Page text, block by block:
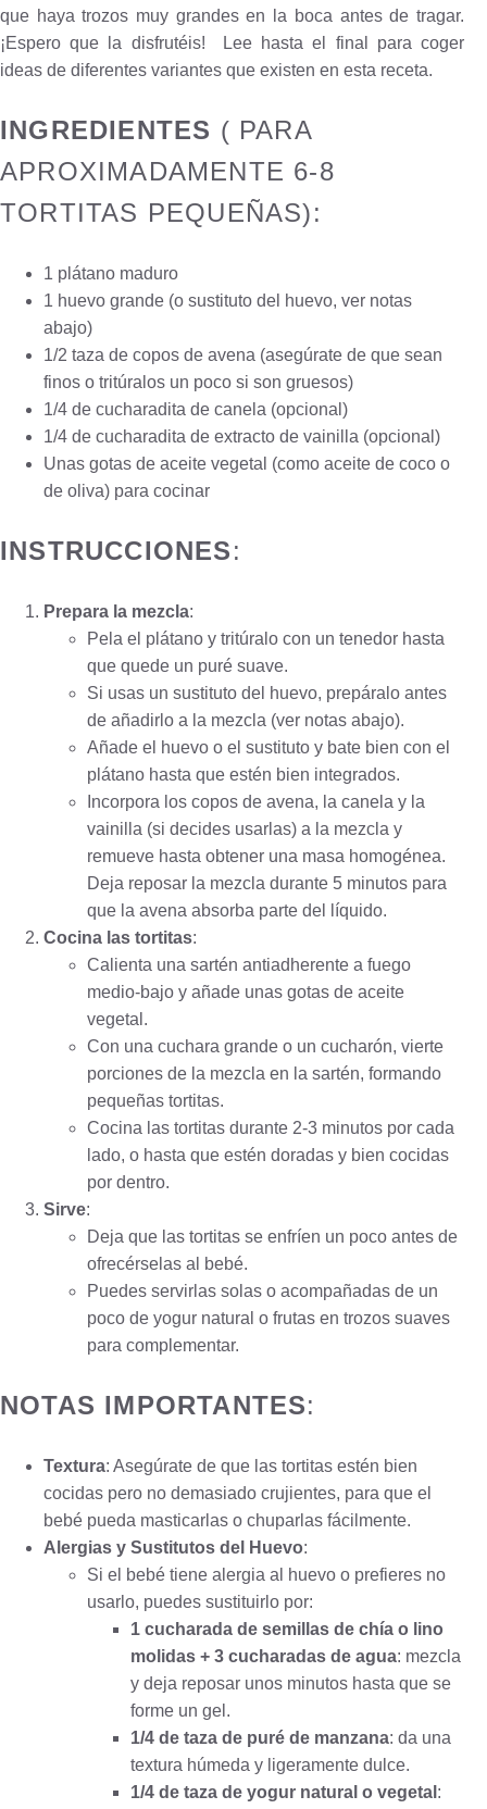
que haya trozos muy grandes en la boca antes de tragar.
¡Espero que la disfrutéis! Lee hasta el final para coger
ideas de diferentes variantes que existen en esta receta.
INGREDIENTES ( PARA
APROXIMADAMENTE 6-8
TORTITAS PEQUEÑAS):
1 plátano maduro
1 huevo grande (o sustituto del huevo, ver notas
abajo)
1/2 taza de copos de avena (asegúrate de que sean
finos o tritúralos un poco si son gruesos)
1/4 de cucharadita de canela (opcional)
1/4 de cucharadita de extracto de vainilla (opcional)
Unas gotas de aceite vegetal (como aceite de coco o
de oliva) para cocinar
INSTRUCCIONES:
Prepara la mezcla:
Pela el plátano y tritúralo con un tenedor hasta
que quede un puré suave.
Si usas un sustituto del huevo, prepáralo antes
de añadirlo a la mezcla (ver notas abajo).
Añade el huevo o el sustituto y bate bien con el
plátano hasta que estén bien integrados.
Incorpora los copos de avena, la canela y la
vainilla (si decides usarlas) a la mezcla y
remueve hasta obtener una masa homogénea.
Deja reposar la mezcla durante 5 minutos para
que la avena absorba parte del líquido.
Cocina las tortitas:
Calienta una sartén antiadherente a fuego
medio-bajo y añade unas gotas de aceite
vegetal.
Con una cuchara grande o un cucharón, vierte
porciones de la mezcla en la sartén, formando
pequeñas tortitas.
Cocina las tortitas durante 2-3 minutos por cada
lado, o hasta que estén doradas y bien cocidas
por dentro.
Sirve:
Deja que las tortitas se enfríen un poco antes de
ofrecérselas al bebé.
Puedes servirlas solas o acompañadas de un
poco de yogur natural o frutas en trozos suaves
para complementar.
NOTAS IMPORTANTES:
Textura: Asegúrate de que las tortitas estén bien
cocidas pero no demasiado crujientes, para que el
bebé pueda masticarlas o chuparlas fácilmente.
Alergias y Sustitutos del Huevo:
Si el bebé tiene alergia al huevo o prefieres no
usarlo, puedes sustituirlo por:
1 cucharada de semillas de chía o lino
molidas + 3 cucharadas de agua: mezcla
y deja reposar unos minutos hasta que se
forme un gel.
1/4 de taza de puré de manzana: da una
textura húmeda y ligeramente dulce.
1/4 de taza de yogur natural o vegetal :